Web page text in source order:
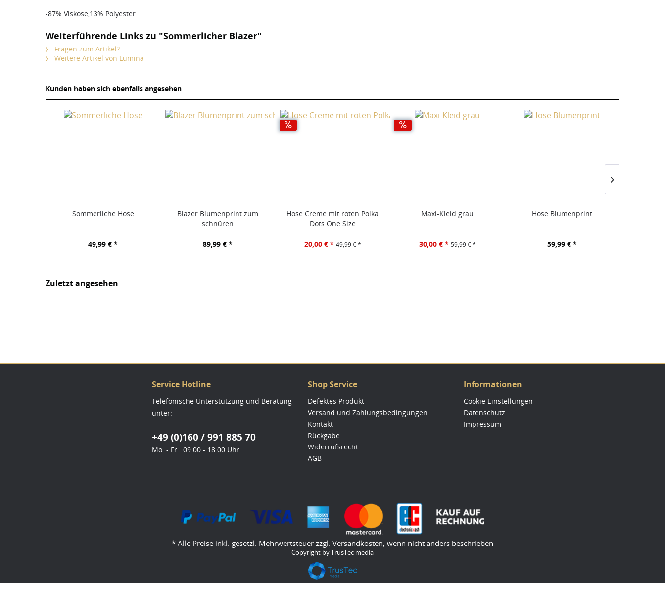
-87% Viskose,13% Polyester
Weiterführende Links zu "Sommerlicher Blazer"
Fragen zum Artikel?
Weitere Artikel von Lumina
Kunden haben sich ebenfalls angesehen
Sommerliche Hose
49,99 € *
Blazer Blumenprint zum
schnüren
89,99 € *
Hose Creme mit roten Polka
Dots One Size
20,00 € * 49,99 € *
Maxi-Kleid grau
30,00 € * 59,99 € *
Hose Blumenprint
59,99 € *
Zuletzt angesehen
Service Hotline
Telefonische Unterstützung und Beratung
unter:
+49 (0)160 / 991 885 70
Mo. - Fr.: 09:00 - 18:00 Uhr
Shop Service
Defektes Produkt
Versand und Zahlungsbedingungen
Kontakt
Rückgabe
Widerrufsrecht
AGB
Informationen
Cookie Einstellungen
Datenschutz
Impressum
* Alle Preise inkl. gesetzl. Mehrwertsteuer zzgl. Versandkosten, wenn nicht anders beschrieben
Copyright by TrusTec media